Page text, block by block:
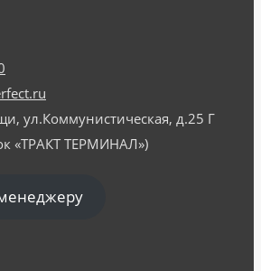
ул.Коммунистическая, д.25 Г
«ТРАКТ ТЕРМИНАЛ»)